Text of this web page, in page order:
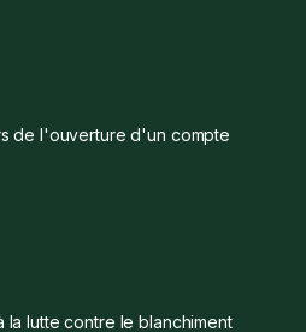
de l'ouverture d'un compte
la lutte contre le blanchiment